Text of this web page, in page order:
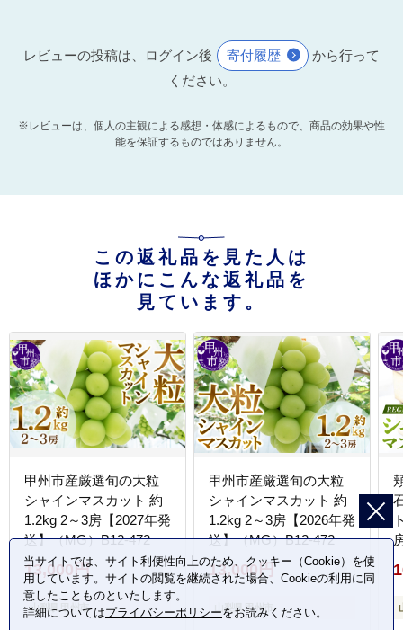
レビューの投稿は、ログイン後 寄付履歴
から行って
ください。
※レビューは、個人の主観による感想・体感によるもので、商品の効果や性
能を保証するものではありません。
この返礼品を見た人は
ほかにこんな返礼品を
見ています。
甲州市産厳選旬の大粒
シャインマスカット 約
1.2kg 2～3房【2027年発
送】（MG）B12-472
13,000円
山梨県 甲州市
甲州市産厳選旬の大粒
シャインマスカット 約
1.2kg 2～3房【2026年発
送】（MG）B12-472
13,000円
山梨県 甲州市
当サイトでは、サイト利便性向上のため、クッキー（Cookie）を使
用しています。サイトの閲覧を継続された場合、Cookieの利用に同
意したことものといたします。
詳細についてはプライバシーポリシーをお読みください。